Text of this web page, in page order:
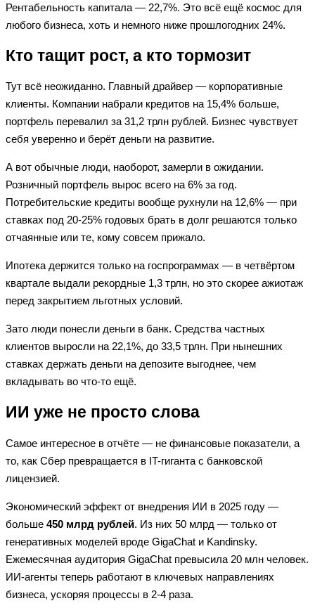
Рентабельность капитала — 22,7%. Это всё ещё космос для
любого бизнеса, хоть и немного ниже прошлогодних 24%.
Кто тащит рост, а кто тормозит
Тут всё неожиданно. Главный драйвер — корпоративные
клиенты. Компании набрали кредитов на 15,4% больше,
портфель перевалил за 31,2 трлн рублей. Бизнес чувствует
себя уверенно и берёт деньги на развитие.
А вот обычные люди, наоборот, замерли в ожидании.
Розничный портфель вырос всего на 6% за год.
Потребительские кредиты вообще рухнули на 12,6% — при
ставках под 20-25% годовых брать в долг решаются только
отчаянные или те, кому совсем прижало.
Ипотека держится только на госпрограммах — в четвёртом
квартале выдали рекордные 1,3 трлн, но это скорее ажиотаж
перед закрытием льготных условий.
Зато люди понесли деньги в банк. Средства частных
клиентов выросли на 22,1%, до 33,5 трлн. При нынешних
ставках держать деньги на депозите выгоднее, чем
вкладывать во что-то ещё.
ИИ уже не просто слова
Самое интересное в отчёте — не финансовые показатели, а
то, как Сбер превращается в IT-гиганта с банковской
лицензией.
Экономический эффект от внедрения ИИ в 2025 году —
больше 450 млрд рублей. Из них 50 млрд — только от
генеративных моделей вроде GigaChat и Kandinsky.
Ежемесячная аудитория GigaChat превысила 20 млн человек.
ИИ-агенты теперь работают в ключевых направлениях
бизнеса, ускоряя процессы в 2-4 раза.